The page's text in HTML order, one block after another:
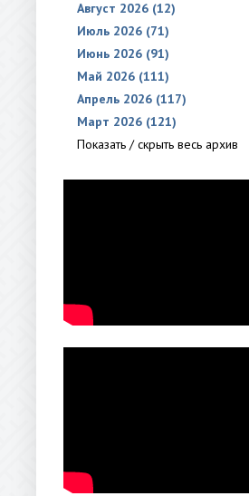
Август 2026 (12)
Июль 2026 (71)
Июнь 2026 (91)
Май 2026 (111)
Апрель 2026 (117)
Март 2026 (121)
Показать / скрыть весь архив